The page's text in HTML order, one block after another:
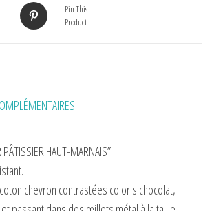
Pin This
Product
PÂTISSIER HAUT-MARNAIS”
chevron contrastées coloris chocolat,